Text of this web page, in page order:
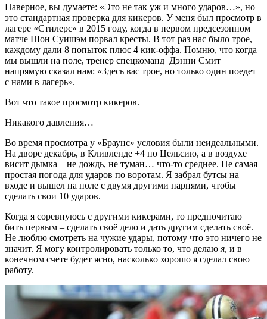
Наверное, вы думаете: «Это не так уж и много ударов…», но
это стандартная проверка для кикеров. У меня был просмотр в
лагере «Стилерс» в 2015 году, когда в первом предсезонном
матче Шон Суишэм порвал кресты. В тот раз нас было трое,
каждому дали 8 попыток плюс 4 кик-оффа. Помню, что когда
мы вышли на поле, тренер спецкоманд Дэнни Смит
напрямую сказал нам: «Здесь вас трое, но только один поедет
с нами в лагерь».
Вот что такое просмотр кикеров.
Никакого давления…
Во время просмотра у «Браунс» условия были неидеальными.
На дворе декабрь, в Кливленде +4 по Цельсию, а в воздухе
висит дымка – не дождь, не туман… что-то среднее. Не самая
простая погода для ударов по воротам. Я забрал бутсы на
входе и вышел на поле с двумя другими парнями, чтобы
сделать свои 10 ударов.
Когда я соревнуюсь с другими кикерами, то предпочитаю
бить первым – сделать своё дело и дать другим сделать своё.
Не люблю смотреть на чужие удары, потому что это ничего не
значит. Я могу контролировать только то, что делаю я, и в
конечном счете будет ясно, насколько хорошо я сделал свою
работу.